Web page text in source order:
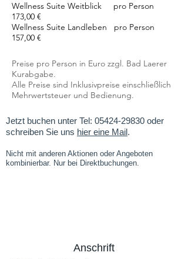
Wellness Suite Weitblick pro Person
173,00 €
Wellness Suite Landleben pro Person
157,00 €
Preise pro Person in Euro zzgl. Bad Laerer
Kurabgabe.
Alle Preise sind Inklusivpreise einschließlich
Mehrwertsteuer und Bedienung.
Jetzt buchen unter Tel: 05424-29830 oder
schreiben Sie uns hier eine Mail.
Nicht mit anderen Aktionen oder Angeboten
kombinierbar. Nur bei Direktbuchungen.
Anschrift